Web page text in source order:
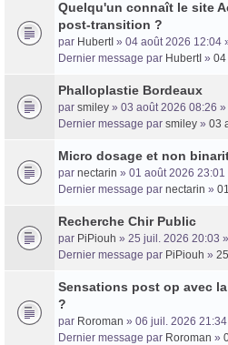
Trans District
Forum d'information sur les transidentités
Quelqu'un connaît le site
post-transition ?
par HubertI » 04 août 2026 12:04
Dernier message par HubertI » 04
Phalloplastie Bordeaux
par smiley » 03 août 2026 08:26
Dernier message par smiley » 03
Micro dosage et non
par nectarin » 01 août 2026 23:01
Dernier message par nectarin »
Recherche Chir Public
par PiPiouh » 25 juil. 2026 20:03
Dernier message par PiPiouh »
Sensations post op avec
?
par Roroman » 06 juil. 2026
Dernier message par Roroman »